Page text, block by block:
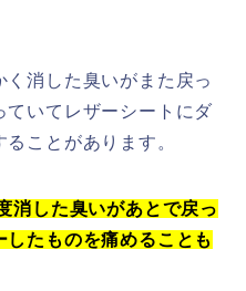
消した臭いがまた戻っ
いてレザーシートにダ
ことがあります。
消した臭いがあとで戻っ
たものを痛めることも